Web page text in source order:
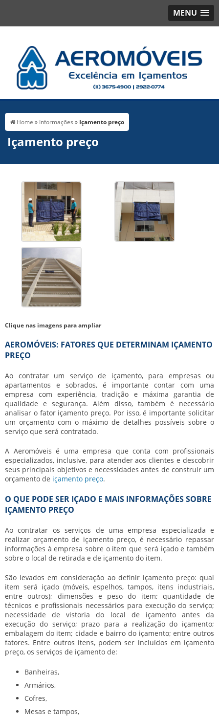
MENU
Home » Informações » Içamento preço
Içamento preço
Clique nas imagens para ampliar
AEROMÓVEIS: FATORES QUE DETERMINAM IÇAMENTO
PREÇO
Ao contratar um serviço de içamento, para empresas ou
apartamentos e sobrados, é importante contar com uma
empresa com experiência, tradição e máxima garantia de
qualidade e segurança. Além disso, também é necessário
analisar o fator içamento preço. Por isso, é importante solicitar
um orçamento com o máximo de detalhes possíveis sobre o
serviço que será contratado.
A Aeromóveis é uma empresa que conta com profissionais
especializados, inclusive, para atender aos clientes e descobrir
seus principais objetivos e necessidades antes de construir um
orçamento de içamento preço.
O QUE PODE SER IÇADO E MAIS INFORMAÇÕES SOBRE
IÇAMENTO PREÇO
Ao contratar os serviços de uma empresa especializada e
realizar orçamento de içamento preço, é necessário repassar
informações à empresa sobre o item que será içado e também
sobre o local de retirada e de içamento do item.
São levados em consideração ao definir içamento preço: qual
item será içado (móveis, espelhos, tampos, itens industriais,
entre outros); dimensões e peso do item; quantidade de
técnicos e profissionais necessários para execução do serviço;
necessidade de vistoria do local de içamento antes da
execução do serviço; prazo para a realização do içamento;
embalagem do item; cidade e bairro do içamento; entre outros
fatores. Entre outros itens, podem ser incluídos em içamento
preço, os serviços de içamento de:
Banheiras,
Armários,
Cofres,
Mesas e tampos,